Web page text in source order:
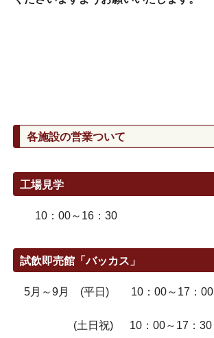
各施設の営業ついて
工場見学
10：00～16：30
試飲即売館「バッカス」
5月～9月 (平日) 10：00～17：00
(土日祝) 10：00～17：30